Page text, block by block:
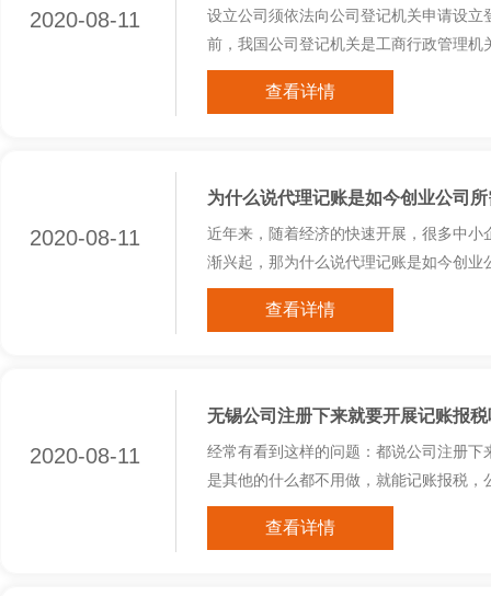
2020-08-11
设立公司须依法向公司登记机关申请设
前，我国公司登记机关是工商行政管理机
查看详情
2020-08-11
为什么说代理记账是如今创业公司
近年来，随着经济的快速开展，很多中
渐兴起，那为什么说代理记账是如今创业
查看详情
2020-08-11
无锡公司注册下来就要开展记账报税
经常有看到这样的问题：都说公司注册
是其他的什么都不用做，就能记账报税
查看详情